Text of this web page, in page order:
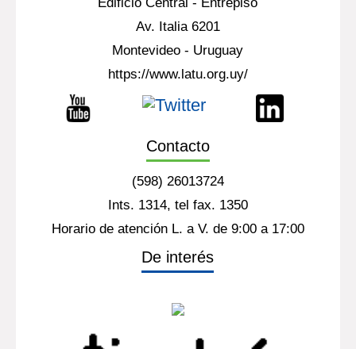
Av. Italia 6201
Montevideo - Uruguay
https://www.latu.org.uy/
Contacto
(598) 26013724
Ints. 1314, tel fax. 1350
Horario de atención L. a V. de 9:00 a 17:00
De interés